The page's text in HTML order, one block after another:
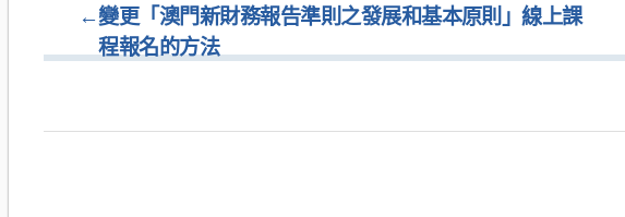
←變更「澳門新財務報告準則之發展和基本原則」線上課
程報名的方法